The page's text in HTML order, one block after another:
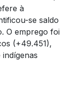
à
se saldo
O emprego foi
(+49.451),